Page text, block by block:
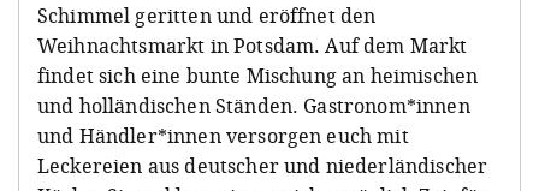
Schimmel geritten und eröffnet den
Weihnachtsmarkt in Potsdam. Auf dem Markt
findet sich eine bunte Mischung an heimischen
und holländischen Ständen. Gastronom*innen
und Händler*innen versorgen euch mit
Leckereien aus deutscher und niederländischer